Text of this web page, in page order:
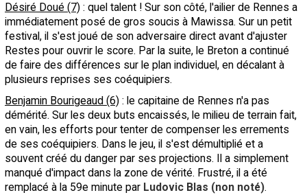
Désiré Doué (7) : quel talent ! Sur son côté, l'ailier de Rennes a
immédiatement posé de gros soucis à Mawissa. Sur un petit
festival, il s'est joué de son adversaire direct avant d'ajuster
Restes pour ouvrir le score. Par la suite, le Breton a continué
de faire des différences sur le plan individuel, en décalant à
plusieurs reprises ses coéquipiers.
Benjamin Bourigeaud (6) : le capitaine de Rennes n'a pas
démérité. Sur les deux buts encaissés, le milieu de terrain fait,
en vain, les efforts pour tenter de compenser les errements
de ses coéquipiers. Dans le jeu, il s'est démultiplié et a
souvent créé du danger par ses projections. Il a simplement
manqué d'impact dans la zone de vérité. Frustré, il a été
remplacé à la 59e minute par Ludovic Blas (non noté).